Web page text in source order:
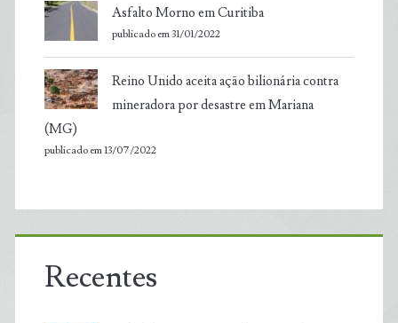
Asfalto Morno em Curitiba
publicado em 31/01/2022
Reino Unido aceita ação bilionária contra
mineradora por desastre em Mariana
(MG)
publicado em 13/07/2022
Recentes